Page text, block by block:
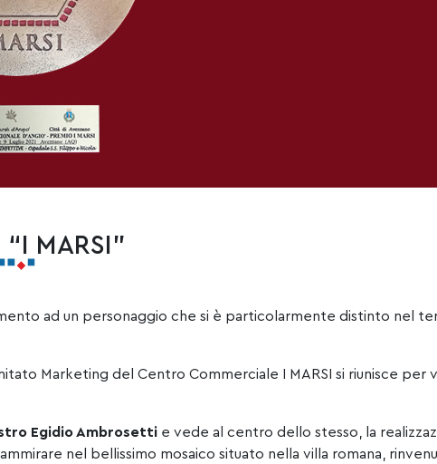
“I MARSI”
ad un personaggio che si è particolarmente distinto nel
Marketing del Centro Commerciale I MARSI si riunisce per
Egidio Ambrosetti e vede al centro dello stesso, la
nel bellissimo mosaico situato nella villa romana,